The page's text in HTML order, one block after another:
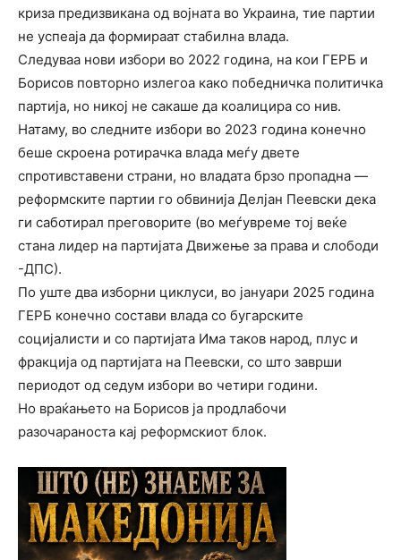
криза предизвикана од војната во Украина, тие партии
не успеаја да формираат стабилна влада.
Следуваа нови избори во 2022 година, на кои ГЕРБ и
Борисов повторно излегоа како победничка политичка
партија, но никој не сакаше да коалицира со нив.
Натаму, во следните избори во 2023 година конечно
беше скроена ротирачка влада меѓу двете
спротивставени страни, но владата брзо пропадна —
реформските партии го обвинија Делјан Пеевски дека
ги саботирал преговорите (во меѓувреме тој веќе
стана лидер на партијата Движење за права и слободи
-ДПС).
По уште два изборни циклуси, во јануари 2025 година
ГЕРБ конечно состави влада со бугарските
социјалисти и со партијата Има таков народ, плус и
фракција од партијата на Пеевски, со што заврши
периодот од седум избори во четири години.
Но враќањето на Борисов ја продлабочи
разочараноста кај реформскиот блок.